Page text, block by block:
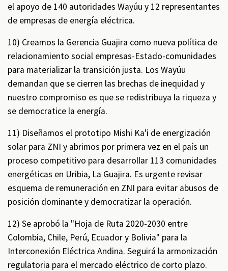
el apoyo de 140 autoridades Wayúu y 12 representantes
de empresas de energía eléctrica.
10) Creamos la Gerencia Guajira como nueva política de
relacionamiento social empresas-Estado-comunidades
para materializar la transición justa. Los Wayúu
demandan que se cierren las brechas de inequidad y
nuestro compromiso es que se redistribuya la riqueza y
se democratice la energía.
11) Diseñamos el prototipo Mishi Ka'i de energización
solar para ZNI y abrimos por primera vez en el país un
proceso competitivo para desarrollar 113 comunidades
energéticas en Uribia, La Guajira. Es urgente revisar
esquema de remuneración en ZNI para evitar abusos de
posición dominante y democratizar la operación.
12) Se aprobó la "Hoja de Ruta 2020-2030 entre
Colombia, Chile, Perú, Ecuador y Bolivia" para la
Interconexión Eléctrica Andina. Seguirá la armonización
regulatoria para el mercado eléctrico de corto plazo.